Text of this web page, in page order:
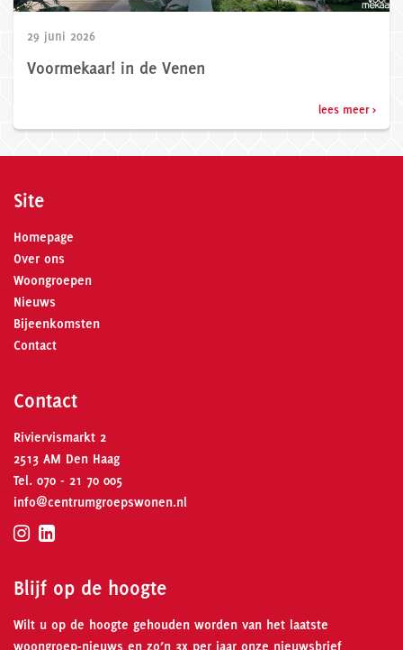
29 juni 2026
Voormekaar! in de Venen
lees meer >
Site
Homepage
Over ons
Woongroepen
Nieuws
Bijeenkomsten
Contact
Contact
Riviervismarkt 2
2513 AM Den Haag
Tel. 070 - 21 70 005
info@centrumgroepswonen.nl
Blijf op de hoogte
Wilt u op de hoogte gehouden worden van het laatste
woongroep-nieuws en zo’n 3x per jaar onze nieuwsbrief